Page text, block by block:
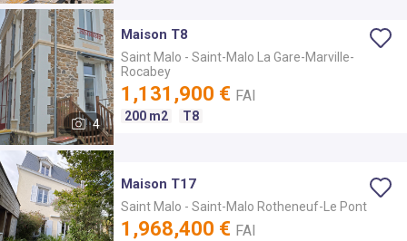
4
Maison T8
Saint Malo - Saint-Malo La Gare-Marville-
Rocabey
1,131,900 € FAI
200 m2 T8
Maison T17
Saint Malo - Saint-Malo Rotheneuf-Le Pont
1,968,400 € FAI